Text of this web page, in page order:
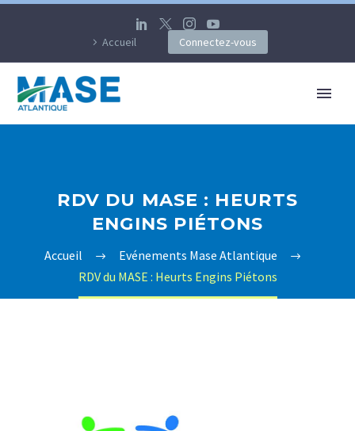
Accueil Connectez-vous
RDV DU MASE : HEURTS
ENGINS PIÉTONS
Accueil
Evénements Mase Atlantique
RDV du MASE : Heurts Engins Piétons